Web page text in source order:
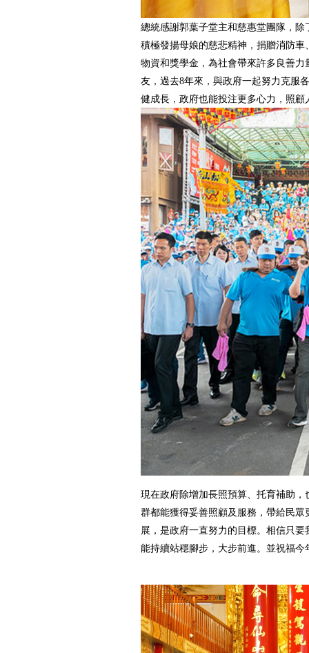
總統感謝郭葉子堂主和慈惠堂團隊，
積極發揚母娘的慈悲精神，捐贈消防
物資和獎學金，為社會帶來許多良善
友，過去8年來，與政府一起努力克服
健成長，政府也能投注更多心力，照顧
現在政府除增加長照預算、托育補助
群都能獲得妥善照顧及服務，帶給民
展，是政府一直努力的目標。相信只
能持續站穩腳步，大步前進。並祝